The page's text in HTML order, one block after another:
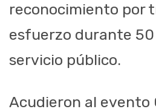
reconocimiento por
esfuerzo durante 50
servicio público.
Acudieron al evento